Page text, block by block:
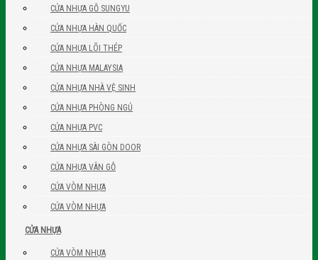
CỬA NHỰA GỖ SUNGYU
CỬA NHỰA HÀN QUỐC
CỬA NHỰA LÕI THÉP
CỬA NHỰA MALAYSIA
CỬA NHỰA NHÀ VỆ SINH
CỬA NHỰA PHÒNG NGỦ
CỬA NHỰA PVC
CỬA NHỰA SÀI GÒN DOOR
CỬA NHỰA VÂN GỖ
CỬA VÒM NHỰA
CỬA VÒM NHỰA
CỬA NHỰA
CỬA VÒM NHỰA